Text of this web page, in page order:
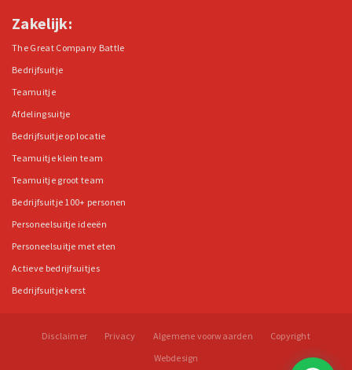
Zakelijk:
The Great Company Battle
Bedrijfsuitje
Teamuitje
Afdelingsuitje
Bedrijfsuitje op locatie
Teamuitje klein team
Teamuitje groot team
Bedrijfsuitje 100+ personen
Personeelsuitje ideeën
Personeelsuitje met eten
Actieve bedrijfsuitjes
Bedrijfsuitje kerst
Disclaimer Privacy Algemene voorwaarden
Copyright
Webdesign